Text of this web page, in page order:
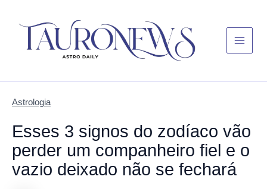
Menu
Astrologia
Esses 3 signos do zodíaco vão
perder um companheiro fiel e o
vazio deixado não se fechará